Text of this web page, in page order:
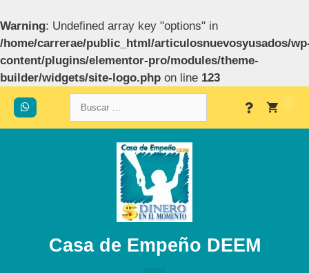
Warning: Undefined array key "options" in
/home/carrerae/public_html/articulosnuevosyusados/
content/plugins/elementor-pro/modules/theme-
builder/widgets/site-logo.php on line 123
Casa de Empeño DEEM